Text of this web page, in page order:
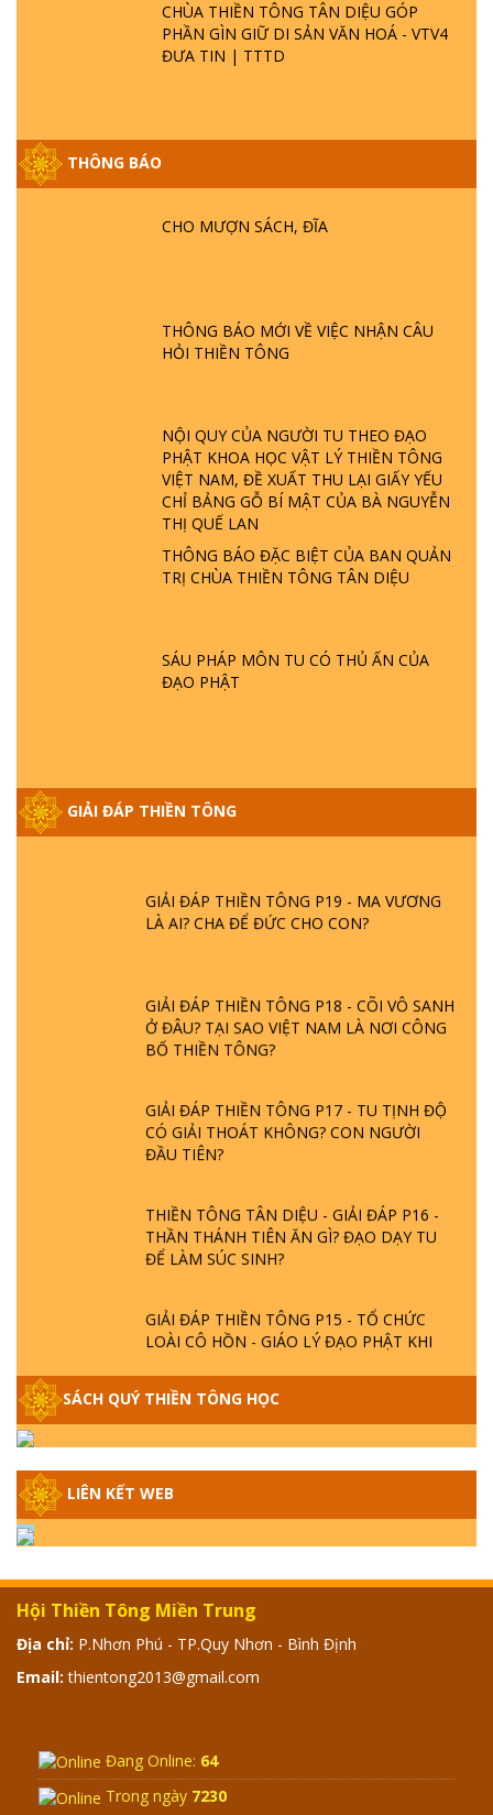
CHÙA THIỀN TÔNG TÂN DIỆU GÓP
PHẦN GÌN GIỮ DI SẢN VĂN HOÁ - VTV4
ĐƯA TIN | TTTD
THÔNG BÁO
CHO MƯỢN SÁCH, ĐĨA
THÔNG BÁO MỚI VỀ VIỆC NHẬN CÂU
HỎI THIỀN TÔNG
NỘI QUY CỦA NGƯỜI TU THEO ĐẠO
PHẬT KHOA HỌC VẬT LÝ THIỀN TÔNG
VIỆT NAM, ĐỀ XUẤT THU LẠI GIẤY YẾU
CHỈ BẢNG GỖ BÍ MẬT CỦA BÀ NGUYỄN
THỊ QUẾ LAN
THÔNG BÁO ĐẶC BIỆT CỦA BAN QUẢN
TRỊ CHÙA THIỀN TÔNG TÂN DIỆU
SÁU PHÁP MÔN TU CÓ THỦ ẤN CỦA
ĐẠO PHẬT
GIẢI ĐÁP THIỀN TÔNG
GIẢI ĐÁP ĐẶC BIỆT P25 - SUỐT 49 NĂM
TTTD
GIẢI ĐÁP ĐẶC BIỆT P23 - THIÊN ĐÀNG Ở
GIẢI ĐÁP THIỀN TÔNG ĐẶC BIỆT P22 - TẠI
SAO TRÁI ĐẤT NHIỀU THIÊN TAI - LŨ LỤT
- HỎA HOẠN | TTTD
GIẢI ĐÁP THIỀN TÔNG ĐẶC BIỆT P21 - TẠI
GIẢI ĐÁP VỀ LỄ TIỄN THIỀN TÔNG SƯ
- BÁC NGUYỄN NHÂN LÀ AI? PHIỀN NÃO
GIẢI ĐÁP THIỀN TÔNG P19 - MA VƯƠNG
LÀ AI? CHA ĐỂ ĐỨC CHO CON?
GIẢI ĐÁP THIỀN TÔNG P18 - CÕI VÔ SANH
Ở ĐÂU? TẠI SAO VIỆT NAM LÀ NƠI CÔNG
BỐ THIỀN TÔNG?
GIẢI ĐÁP THIỀN TÔNG P17 - TU TỊNH ĐỘ
CÓ GIẢI THOÁT KHÔNG? CON NGƯỜI
ĐẦU TIÊN?
THIỀN TÔNG TÂN DIỆU - GIẢI ĐÁP P16 -
THẦN THÁNH TIÊN ĂN GÌ? ĐẠO DẠY TU
ĐỂ LÀM SÚC SINH?
GIẢI ĐÁP THIỀN TÔNG P15 - TỔ CHỨC
LOÀI CÔ HỒN - GIÁO LÝ ĐẠO PHẬT KHI
NÀO XUẤT BẢN
GIẢI ĐÁP THIỀN TÔNG ĐẶC BIỆT - P14 -
TẦNG BÌNH LƯU LỚN ĐẾN ĐÂU
GIẢI ĐÁP THIỀN TÔNG ĐẶC BIỆT - P13 -
GIẢI ĐÁP THIỀN TÔNG ĐẶC BIỆT - P12 -
SỰ THẬT VỀ ĐẠI HỒNG THỦY? TRỜI ĐÁNH
SÁCH QUÝ THIỀN TÔNG HỌC
LIÊN KẾT WEB
Hội Thiền Tông Miền Trung
Địa chỉ: P.Nhơn Phú - TP.Quy Nhơn - Bình Định
Email: thientong2013@gmail.com
Đang Online: 64
Trong ngày 7230